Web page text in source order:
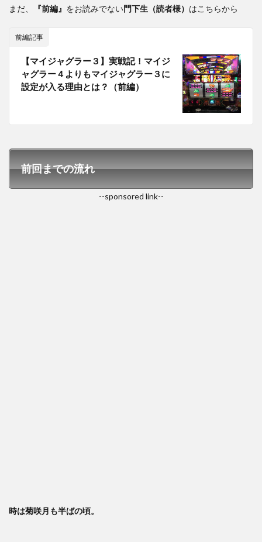
まだ、 『前編』 をお読みでない門下生（読者様） はこちらから
前編記事
【マイジャグラー３】実戦記！マイジ
ャグラー４よりもマイジャグラー３に
設定が入る理由とは？（前編）
前回までの流れ
--sponsored link--
時は菊咲月も半ばの頃。